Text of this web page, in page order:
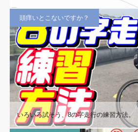
頭痒いとこないですか？
いろいろ試そう、8の字走行の練習方法。